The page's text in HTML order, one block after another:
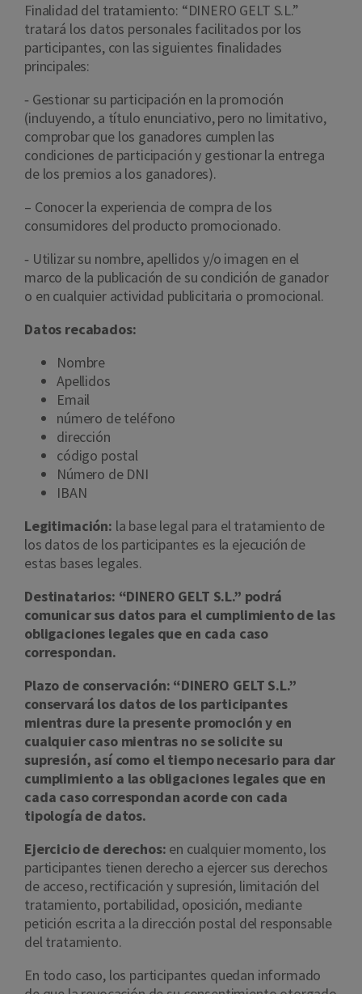
Finalidad del tratamiento: “DINERO GELT S.L.”
tratará los datos personales facilitados por los
participantes, con las siguientes finalidades
principales:
‐ Gestionar su participación en la promoción
(incluyendo, a título enunciativo, pero no limitativo,
comprobar que los ganadores cumplen las
condiciones de participación y gestionar la entrega
de los premios a los ganadores).
– Conocer la experiencia de compra de los
consumidores del producto promocionado.
‐ Utilizar su nombre, apellidos y/o imagen en el
marco de la publicación de su condición de ganador
o en cualquier actividad publicitaria o promocional.
Datos recabados:
Nombre
Apellidos
Email
número de teléfono
dirección
código postal
Número de DNI
IBAN
Legitimación: la base legal para el tratamiento de
los datos de los participantes es la ejecución de
estas bases legales.
Destinatarios: “DINERO GELT S.L.” podrá
comunicar sus datos para el cumplimiento de las
obligaciones legales que en cada caso
correspondan.
Plazo de conservación: “DINERO GELT S.L.”
conservará los datos de los participantes
mientras dure la presente promoción y en
cualquier caso mientras no se solicite su
supresión, así como el tiempo necesario para dar
cumplimiento a las obligaciones legales que en
cada caso correspondan acorde con cada
tipología de datos.
Ejercicio de derechos: en cualquier momento, los
participantes tienen derecho a ejercer sus derechos
de acceso, rectificación y supresión, limitación del
tratamiento, portabilidad, oposición, mediante
petición escrita a la dirección postal del responsable
del tratamiento.
En todo caso, los participantes quedan informado